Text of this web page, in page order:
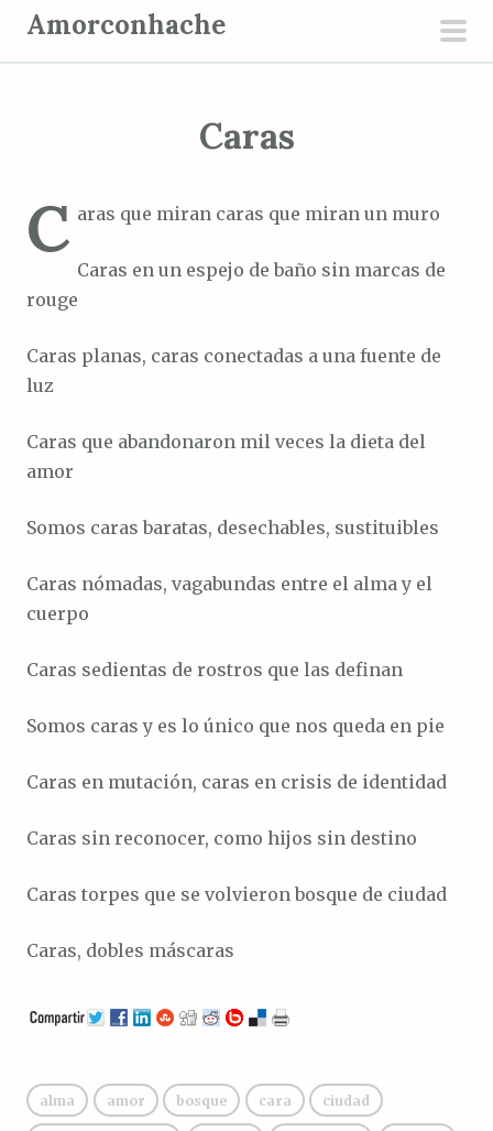
Amorconhache
Caras
C aras que miran caras que miran un muro
Caras en un espejo de baño sin marcas de
rouge
Caras planas, caras conectadas a una fuente de
luz
Caras que abandonaron mil veces la dieta del
amor
Somos caras baratas, desechables, sustituibles
Caras nómadas, vagabundas entre el alma y el
cuerpo
Caras sedientas de rostros que las definan
Somos caras y es lo único que nos queda en pie
Caras en mutación, caras en crisis de identidad
Caras sin reconocer, como hijos sin destino
Caras torpes que se volvieron bosque de ciudad
Caras, dobles máscaras
alma amor bosque cara ciudad